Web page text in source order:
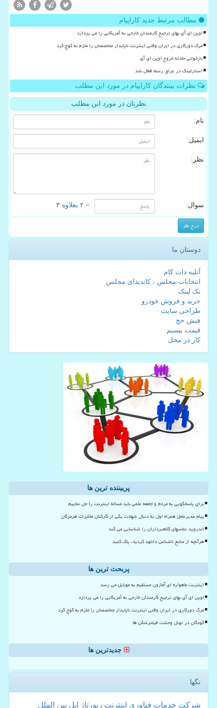
مطالب مرتبط جدید کاراپیام
اوپن ای آی بهای ترجیح کارمندان خارجی به آمریکایی را می پردازد
مرگ دورکاری در ایران وقتی اینترنت ناپایدار متخصصان را ملزم به کوچ کرد
بازخوانی حادثه خروج اوپن ای آی
استارلینک در عراق رسما فعال شد
نظرات بینندگان کاراپیام در مورد این مطلب
نظرتان در مورد این مطلب
نام:
ایمیل:
نظر:
سوال: = ۲ بعلاوه ۳
دوستان ما
آتلیه دات کام
انتخابات مجلس ، کاندیدای مجلس
بک لینک
خرید و فروش خودرو
طراحی سایت
فیش حج
قیمت بیسیم
کار در محل
پربیننده ترین ها
برای پاسخگویی به مردم و جامعه علمی باید مساله اینترنت را حل نماییم
پیام مدیرعامل همراه اول به دنبال شهادت یکی از کارکنان مخابرات هرمزگان
اندروید تماسهای کلاهبرداران را شناسایی می کند
هرآنچه از منابع ناشناس دانلود کردید، پاک کنید
پربحث ترین ها
اینترنت ماهواره ای آمازون مستقیم به موبایل می رسد
اوپن ای آی بهای ترجیح کارمندان خارجی به آمریکایی را می پردازد
مرگ دورکاری در ایران وقتی اینترنت ناپایدار متخصصان را ملزم به کوچ کرد
کودکان در تونل وحشت فیلترشکن ها
جدیدترین ها
تگها
شركت خدمات فناوری اینترنت رپورتاژ اپل بین الملل